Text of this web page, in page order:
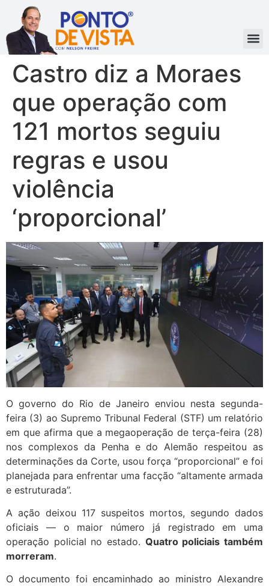
Castro diz a Moraes
que operação com
121 mortos seguiu
regras e usou
violência
‘proporcional’
O governo do Rio de Janeiro enviou nesta segunda-
feira (3) ao Supremo Tribunal Federal (STF) um relatório
em que afirma que a megaoperação de terça-feira (28)
nos complexos da Penha e do Alemão respeitou as
determinações da Corte, usou força “proporcional” e foi
planejada para enfrentar uma facção “altamente armada
e estruturada”.
A ação deixou 117 suspeitos mortos, segundo dados
oficiais — o maior número já registrado em uma
operação policial no estado. Quatro policiais também
morreram.
O documento foi encaminhado ao ministro Alexandre